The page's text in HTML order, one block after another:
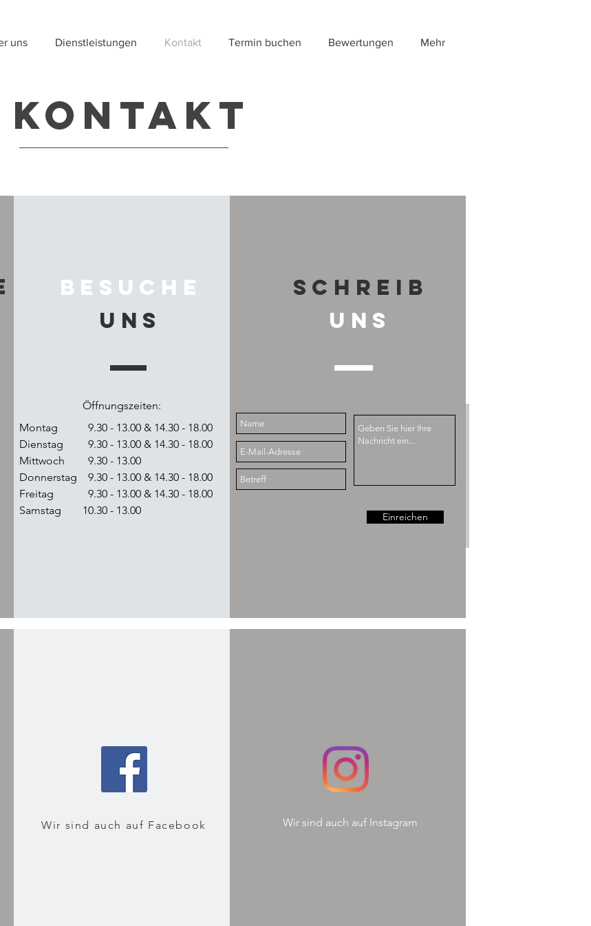
uns Dienstleistungen Kontakt Termin buchen Bewertungen Mehr
KontakT
Besuche
UNS
Öffnungszeiten:
Montag
Dienstag
Mittwoch
Donnerstag
Freitag
Samstag
9.30 - 13.00 & 14.30 - 18.00
9.30 - 13.00 & 14.30 - 18.00
9.30 - 13.00
9.30 - 13.00 & 14.30 - 18.00
9.30 - 13.00 & 14.30 - 18.00
10.30 - 13.00
SCHREIB
UNS
Einreichen
Wir sind auch auf Facebook Wir sind auch auf Instagram